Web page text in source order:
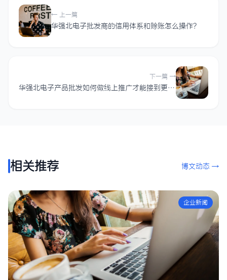
← 上一篇
华强北电子批发商的信用体系和赊账怎么操作？
下一篇 →
华强北电子产品批发如何做线上推广才能接到更多订单？
相关推荐 博文动态 →
企业新闻